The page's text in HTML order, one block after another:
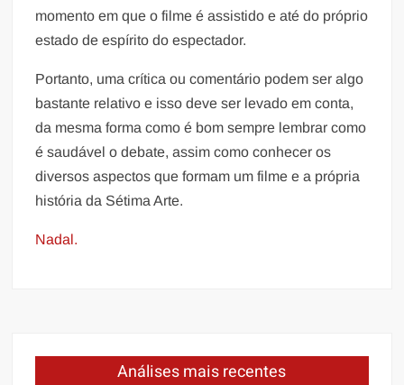
momento em que o filme é assistido e até do próprio
estado de espírito do espectador.
Portanto, uma crítica ou comentário podem ser algo
bastante relativo e isso deve ser levado em conta,
da mesma forma como é bom sempre lembrar como
é saudável o debate, assim como conhecer os
diversos aspectos que formam um filme e a própria
história da Sétima Arte.
Nadal.
Análises mais recentes